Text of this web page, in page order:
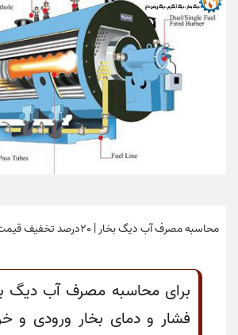
محاسبه مصرف آب دیگ بخار | 20درصد تخفیف قیمت خرید|فروش دیگ بخار
برای محاسبه مصرف آب دیگ
فشار و دمای بخار ورودی و